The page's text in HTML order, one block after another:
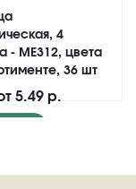
4
- ME312, цвета
36 шт
5.49 р.